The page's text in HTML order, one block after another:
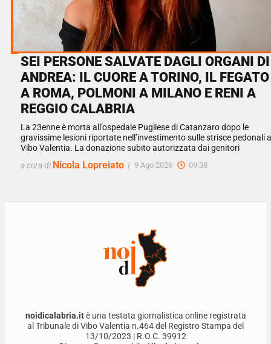
SEI PERSONE SALVATE DAGLI ORGANI DI
ANDREA: IL CUORE A TORINO, IL FEGATO
A ROMA, POLMONI A MILANO E RENI A
REGGIO CALABRIA
La 23enne è morta all’ospedale Pugliese di Catanzaro dopo le
gravissime lesioni riportate nell’investimento sulle strisce pedonali a
Vibo Valentia. La donazione subito autorizzata dai genitori
a cura di Nicola Lopreiato | 9 Ago 2026 09:38
noidicalabria.itè una testata giornalistica online registrata
al Tribunale di Vibo Valentia n.464 del Registro Stampa del
13/10/2023 | R.O.C. 39912